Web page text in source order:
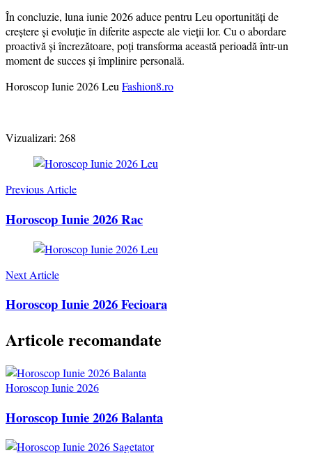
În concluzie, luna iunie 2026 aduce pentru Leu oportunități de
creștere și evoluție în diferite aspecte ale vieții lor. Cu o abordare
proactivă și încrezătoare, poți transforma această perioadă într-un
moment de succes și împlinire personală.
Horoscop Iunie 2026 Leu Fashion8.ro
Vizualizari: 268
Post
Navigation
Previous Article
Horoscop Iunie 2026 Rac
Next Article
Horoscop Iunie 2026 Fecioara
Articole recomandate
Horoscop Iunie 2026
Horoscop Iunie 2026 Balanta